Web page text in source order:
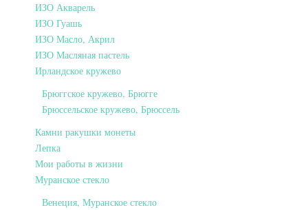
ИЗО Акварель
ИЗО Гуашь
ИЗО Масло, Акрил
ИЗО Масляная пастель
Ирландское кружево
Брюггское кружево, Брюгге
Брюссельское кружево, Брюссель
Камни ракушки монеты
Лепка
Мои работы в жизни
Муранское стекло
Венеция, Муранское стекло